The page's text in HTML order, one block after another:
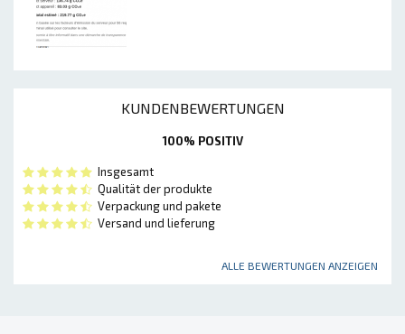
KUNDENBEWERTUNGEN
100% POSITIV
Insgesamt
Qualität der produkte
Verpackung und pakete
Versand und lieferung
ALLE BEWERTUNGEN ANZEIGEN